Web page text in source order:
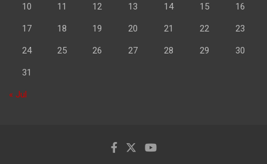
10 11 12 13 14 15 16
17 18 19 20 21 22 23
24 25 26 27 28 29 30
31
« Jul